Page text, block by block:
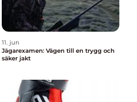
11. jun
Jägarexamen: Vägen till en trygg och
säker jakt